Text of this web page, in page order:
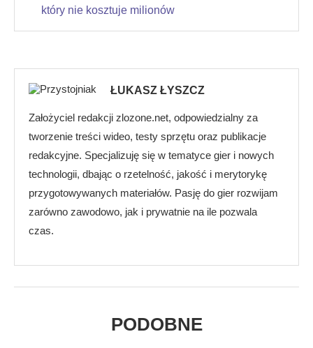
który nie kosztuje milionów
ŁUKASZ ŁYSZCZ
Założyciel redakcji zlozone.net, odpowiedzialny za
tworzenie treści wideo, testy sprzętu oraz publikacje
redakcyjne. Specjalizuję się w tematyce gier i nowych
technologii, dbając o rzetelność, jakość i merytorykę
przygotowywanych materiałów. Pasję do gier rozwijam
zarówno zawodowo, jak i prywatnie na ile pozwala
czas.
PODOBNE